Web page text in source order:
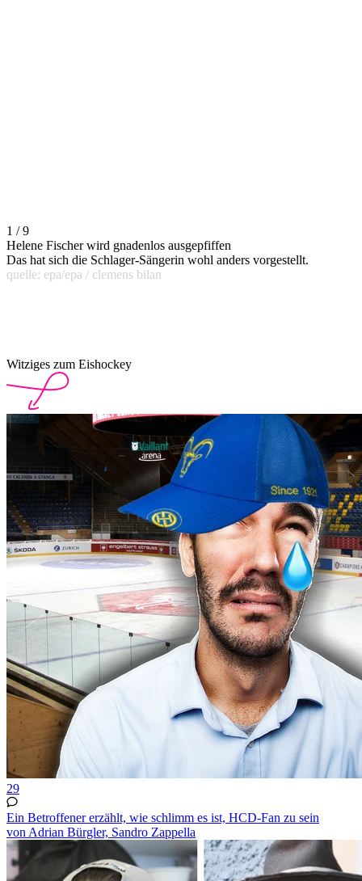
1 / 9
Helene Fischer wird gnadenlos ausgepfiffen
Das hat sich die Schlager-Sängerin wohl anders vorgestellt.
quelle: epa/epa / clemens bilan
Witziges zum Eishockey
29
Ein Betroffener erzählt, wie schlimm es ist, HCD-Fan zu sein
von Adrian Bürgler, Sandro Zappella